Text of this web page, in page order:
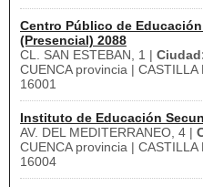
Centro Público de
(Presencial) 2088
CL. SAN ESTEBAN, 1 |
CUENCA provincia | CASTILLA
16001
Instituto de Educación
AV. DEL MEDITERRANEO, 4 |
CUENCA provincia | CASTILLA
16004